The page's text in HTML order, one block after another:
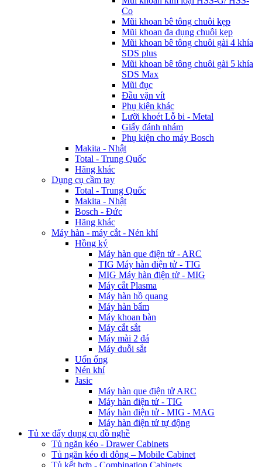
Co
Mũi khoan bê tông chuôi kẹp
Mũi khoan đa dụng chuôi kẹp
Mũi khoan bê tông chuôi gài 4 khía
SDS plus
Mũi khoan bê tông chuôi gài 5 khía
SDS Max
Mũi đục
Đầu vặn vít
Phụ kiện khác
Lưỡi khoét Lỗ bi - Metal
Giấy đánh nhám
Phụ kiện cho máy Bosch
Makita - Nhật
Total - Trung Quốc
Hãng khác
Dụng cụ cầm tay
Total - Trung Quốc
Makita - Nhật
Bosch - Đức
Hãng khác
Máy hàn - máy cắt - Nén khí
Hồng ký
Máy hàn que điện tử - ARC
TIG Máy hàn điện tử - TIG
MIG Máy hàn điện tử - MIG
Máy cắt Plasma
Máy hàn hồ quang
Máy hàn bẩm
Máy khoan bàn
Máy cắt sắt
Máy mài 2 đá
Máy duỗi sắt
Uốn ống
Nén khí
Jasic
Máy hàn que điện tử ARC
Máy hàn điện tử - TIG
Máy hàn điện tử - MIG - MAG
Máy hàn điện tử tự động
Tủ xe đẩy dụng cụ đồ nghề
Tủ ngăn kéo - Drawer Cabinets
Tủ ngăn kéo di động – Mobile Cabinet
Tủ kết hợp - Combination Cabinets